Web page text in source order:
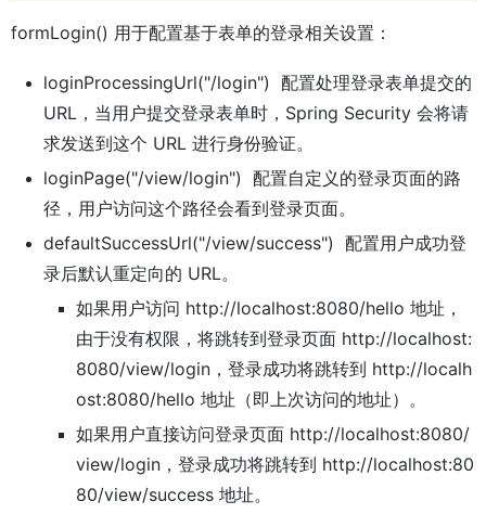
formLogin() 用于配置基于表单的登录相关设置：
loginProcessingUrl("/login") 配置处理登录表单提交的
URL，当用户提交登录表单时，Spring Security 会将请
求发送到这个 URL 进行身份验证。
loginPage("/view/login") 配置自定义的登录页面的路
径，用户访问这个路径会看到登录页面。
defaultSuccessUrl("/view/success") 配置用户成功登
录后默认重定向的 URL。
如果用户访问 http://localhost:8080/hello 地址，
由于没有权限，将跳转到登录页面 http://localhost:
8080/view/login，登录成功将跳转到 http://localh
ost:8080/hello 地址（即上次访问的地址）。
如果用户直接访问登录页面 http://localhost:8080/
view/login，登录成功将跳转到 http://localhost:80
80/view/success 地址。